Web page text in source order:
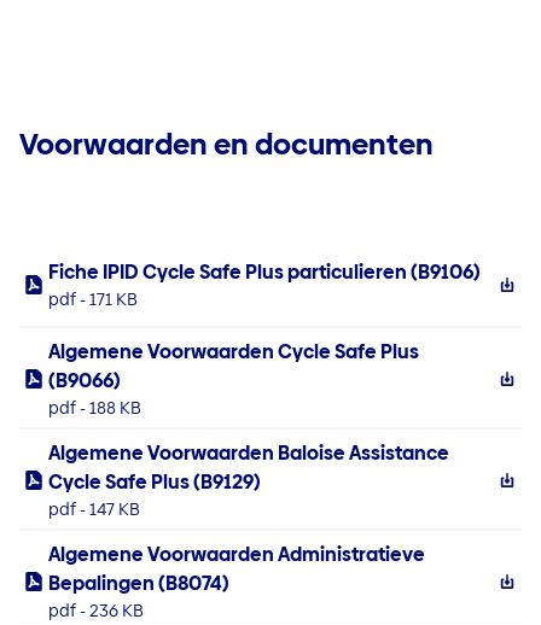
Voorwaarden en documenten
Fiche IPID Cycle Safe Plus particulieren (B9106)
pdf - 171 KB
Algemene Voorwaarden Cycle Safe Plus
(B9066)
pdf - 188 KB
Algemene Voorwaarden Baloise Assistance
Cycle Safe Plus (B9129)
pdf - 147 KB
Algemene Voorwaarden Administratieve
Bepalingen (B8074)
pdf - 236 KB